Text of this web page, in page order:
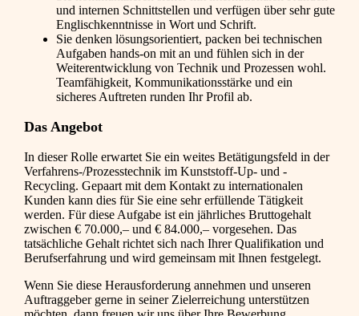
und internen Schnittstellen und verfügen über sehr gute
Englischkenntnisse in Wort und Schrift.
Sie denken lösungsorientiert, packen bei technischen
Aufgaben hands-on mit an und fühlen sich in der
Weiterentwicklung von Technik und Prozessen wohl.
Teamfähigkeit, Kommunikationsstärke und ein
sicheres Auftreten runden Ihr Profil ab.
Das Angebot
In dieser Rolle erwartet Sie ein weites Betätigungsfeld in der
Verfahrens-/Prozesstechnik im Kunststoff-Up- und -
Recycling. Gepaart mit dem Kontakt zu internationalen
Kunden kann dies für Sie eine sehr erfüllende Tätigkeit
werden. Für diese Aufgabe ist ein jährliches Bruttogehalt
zwischen € 70.000,– und € 84.000,– vorgesehen. Das
tatsächliche Gehalt richtet sich nach Ihrer Qualifikation und
Berufserfahrung und wird gemeinsam mit Ihnen festgelegt.
Wenn Sie diese Herausforderung annehmen und unseren
Auftraggeber gerne in seiner Zielerreichung unterstützen